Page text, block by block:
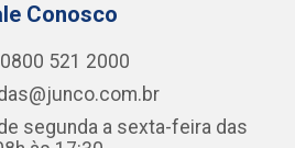
Conosco
0800 521 2000
segunda a sexta-feira das